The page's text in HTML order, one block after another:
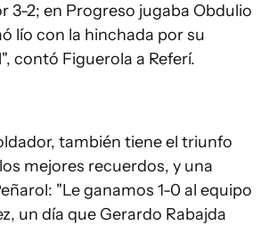
3-2; en Progreso jugaba Obdulio
lío con la hinchada por su
contó Figuerola a Referí.
también tiene el triunfo
mejores recuerdos, y una
"Le ganamos 1-0 al equipo
un día que Gerardo Rabajda